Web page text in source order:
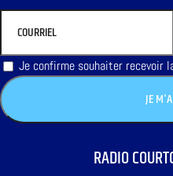
Je confirme souhaiter recevoir
RADIO